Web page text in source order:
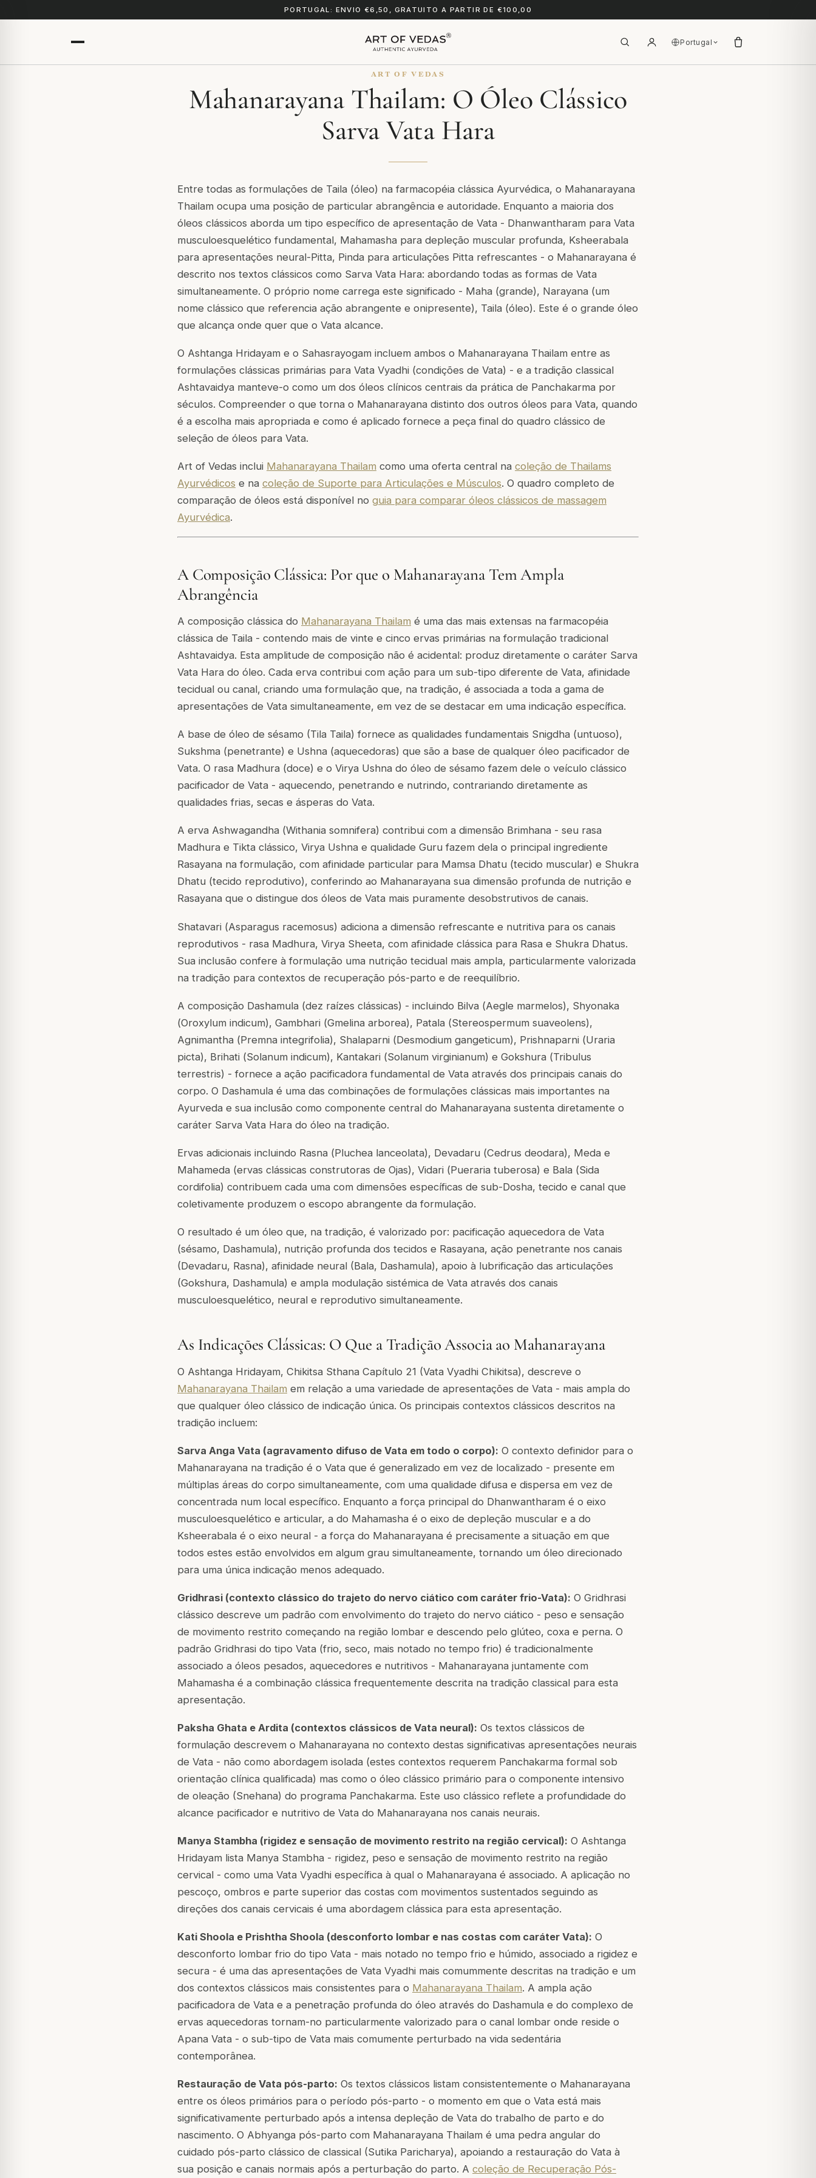
PORTUGAL: ENVIO €6,50, GRATUITO A PARTIR DE €100,00
Portugal
ART OF VEDAS
Mahanarayana Thailam: O Óleo Clássico
Sarva Vata Hara
Entre todas as formulações de Taila (óleo) na farmacopéia clássica Ayurvédica, o Mahanarayana
Thailam ocupa uma posição de particular abrangência e autoridade. Enquanto a maioria dos
óleos clássicos aborda um tipo específico de apresentação de Vata - Dhanwantharam para Vata
musculoesquelético fundamental, Mahamasha para depleção muscular profunda, Ksheerabala
para apresentações neural-Pitta, Pinda para articulações Pitta refrescantes - o Mahanarayana é
descrito nos textos clássicos como Sarva Vata Hara: abordando todas as formas de Vata
simultaneamente. O próprio nome carrega este significado - Maha (grande), Narayana (um
nome clássico que referencia ação abrangente e onipresente), Taila (óleo). Este é o grande óleo
que alcança onde quer que o Vata alcance.
O Ashtanga Hridayam e o Sahasrayogam incluem ambos o Mahanarayana Thailam entre as
formulações clássicas primárias para Vata Vyadhi (condições de Vata) - e a tradição classical
Ashtavaidya manteve-o como um dos óleos clínicos centrais da prática de Panchakarma por
séculos. Compreender o que torna o Mahanarayana distinto dos outros óleos para Vata, quando
é a escolha mais apropriada e como é aplicado fornece a peça final do quadro clássico de
seleção de óleos para Vata.
Art of Vedas inclui Mahanarayana Thailam como uma oferta central na coleção de Thailams
Ayurvédicos e na coleção de Suporte para Articulações e Músculos. O quadro completo de
comparação de óleos está disponível no guia para comparar óleos clássicos de massagem
Ayurvédica.
A Composição Clássica: Por que o Mahanarayana Tem Ampla
Abrangência
A composição clássica do Mahanarayana Thailam é uma das mais extensas na farmacopéia
clássica de Taila - contendo mais de vinte e cinco ervas primárias na formulação tradicional
Ashtavaidya. Esta amplitude de composição não é acidental: produz diretamente o caráter Sarva
Vata Hara do óleo. Cada erva contribui com ação para um sub-tipo diferente de Vata, afinidade
tecidual ou canal, criando uma formulação que, na tradição, é associada a toda a gama de
apresentações de Vata simultaneamente, em vez de se destacar em uma indicação específica.
A base de óleo de sésamo (Tila Taila) fornece as qualidades fundamentais Snigdha (untuoso),
Sukshma (penetrante) e Ushna (aquecedoras) que são a base de qualquer óleo pacificador de
Vata. O rasa Madhura (doce) e o Virya Ushna do óleo de sésamo fazem dele o veículo clássico
pacificador de Vata - aquecendo, penetrando e nutrindo, contrariando diretamente as
qualidades frias, secas e ásperas do Vata.
A erva Ashwagandha (Withania somnifera) contribui com a dimensão Brimhana - seu rasa
Madhura e Tikta clássico, Virya Ushna e qualidade Guru fazem dela o principal ingrediente
Rasayana na formulação, com afinidade particular para Mamsa Dhatu (tecido muscular) e Shukra
Dhatu (tecido reprodutivo), conferindo ao Mahanarayana sua dimensão profunda de nutrição e
Rasayana que o distingue dos óleos de Vata mais puramente desobstrutivos de canais.
Shatavari (Asparagus racemosus) adiciona a dimensão refrescante e nutritiva para os canais
reprodutivos - rasa Madhura, Virya Sheeta, com afinidade clássica para Rasa e Shukra Dhatus.
Sua inclusão confere à formulação uma nutrição tecidual mais ampla, particularmente valorizada
na tradição para contextos de recuperação pós-parto e de reequilíbrio.
A composição Dashamula (dez raízes clássicas) - incluindo Bilva (Aegle marmelos), Shyonaka
(Oroxylum indicum), Gambhari (Gmelina arborea), Patala (Stereospermum suaveolens),
Agnimantha (Premna integrifolia), Shalaparni (Desmodium gangeticum), Prishnaparni (Uraria
picta), Brihati (Solanum indicum), Kantakari (Solanum virginianum) e Gokshura (Tribulus
terrestris) - fornece a ação pacificadora fundamental de Vata através dos principais canais do
corpo. O Dashamula é uma das combinações de formulações clássicas mais importantes na
Ayurveda e sua inclusão como componente central do Mahanarayana sustenta diretamente o
caráter Sarva Vata Hara do óleo na tradição.
Ervas adicionais incluindo Rasna (Pluchea lanceolata), Devadaru (Cedrus deodara), Meda e
Mahameda (ervas clássicas construtoras de Ojas), Vidari (Pueraria tuberosa) e Bala (Sida
cordifolia) contribuem cada uma com dimensões específicas de sub-Dosha, tecido e canal que
coletivamente produzem o escopo abrangente da formulação.
O resultado é um óleo que, na tradição, é valorizado por: pacificação aquecedora de Vata
(sésamo, Dashamula), nutrição profunda dos tecidos e Rasayana, ação penetrante nos canais
(Devadaru, Rasna), afinidade neural (Bala, Dashamula), apoio à lubrificação das articulações
(Gokshura, Dashamula) e ampla modulação sistémica de Vata através dos canais
musculoesquelético, neural e reprodutivo simultaneamente.
As Indicações Clássicas: O Que a Tradição Associa ao Mahanarayana
O Ashtanga Hridayam, Chikitsa Sthana Capítulo 21 (Vata Vyadhi Chikitsa), descreve o
Mahanarayana Thailam em relação a uma variedade de apresentações de Vata - mais ampla do
que qualquer óleo clássico de indicação única. Os principais contextos clássicos descritos na
tradição incluem:
Sarva Anga Vata (agravamento difuso de Vata em todo o corpo): O contexto definidor para o
Mahanarayana na tradição é o Vata que é generalizado em vez de localizado - presente em
múltiplas áreas do corpo simultaneamente, com uma qualidade difusa e dispersa em vez de
concentrada num local específico. Enquanto a força principal do Dhanwantharam é o eixo
musculoesquelético e articular, a do Mahamasha é o eixo de depleção muscular e a do
Ksheerabala é o eixo neural - a força do Mahanarayana é precisamente a situação em que
todos estes estão envolvidos em algum grau simultaneamente, tornando um óleo direcionado
para uma única indicação menos adequado.
Gridhrasi (contexto clássico do trajeto do nervo ciático com caráter frio-Vata): O Gridhrasi
clássico descreve um padrão com envolvimento do trajeto do nervo ciático - peso e sensação
de movimento restrito começando na região lombar e descendo pelo glúteo, coxa e perna. O
padrão Gridhrasi do tipo Vata (frio, seco, mais notado no tempo frio) é tradicionalmente
associado a óleos pesados, aquecedores e nutritivos - Mahanarayana juntamente com
Mahamasha é a combinação clássica frequentemente descrita na tradição classical para esta
apresentação.
Paksha Ghata e Ardita (contextos clássicos de Vata neural): Os textos clássicos de
formulação descrevem o Mahanarayana no contexto destas significativas apresentações neurais
de Vata - não como abordagem isolada (estes contextos requerem Panchakarma formal sob
orientação clínica qualificada) mas como o óleo clássico primário para o componente intensivo
de oleação (Snehana) do programa Panchakarma. Este uso clássico reflete a profundidade do
alcance pacificador e nutritivo de Vata do Mahanarayana nos canais neurais.
Manya Stambha (rigidez e sensação de movimento restrito na região cervical): O Ashtanga
Hridayam lista Manya Stambha - rigidez, peso e sensação de movimento restrito na região
cervical - como uma Vata Vyadhi específica à qual o Mahanarayana é associado. A aplicação no
pescoço, ombros e parte superior das costas com movimentos sustentados seguindo as
direções dos canais cervicais é uma abordagem clássica para esta apresentação.
Kati Shoola e Prishtha Shoola (desconforto lombar e nas costas com caráter Vata): O
desconforto lombar frio do tipo Vata - mais notado no tempo frio e húmido, associado a rigidez e
secura - é uma das apresentações de Vata Vyadhi mais comummente descritas na tradição e um
dos contextos clássicos mais consistentes para o Mahanarayana Thailam. A ampla ação
pacificadora de Vata e a penetração profunda do óleo através do Dashamula e do complexo de
ervas aquecedoras tornam-no particularmente valorizado para o canal lombar onde reside o
Apana Vata - o sub-tipo de Vata mais comumente perturbado na vida sedentária
contemporânea.
Restauração de Vata pós-parto: Os textos clássicos listam consistentemente o Mahanarayana
entre os óleos primários para o período pós-parto - o momento em que o Vata está mais
significativamente perturbado após a intensa depleção de Vata do trabalho de parto e do
nascimento. O Abhyanga pós-parto com Mahanarayana Thailam é uma pedra angular do
cuidado pós-parto clássico de classical (Sutika Paricharya), apoiando a restauração do Vata à
sua posição e canais normais após a perturbação do parto. A coleção de Recuperação Pós-